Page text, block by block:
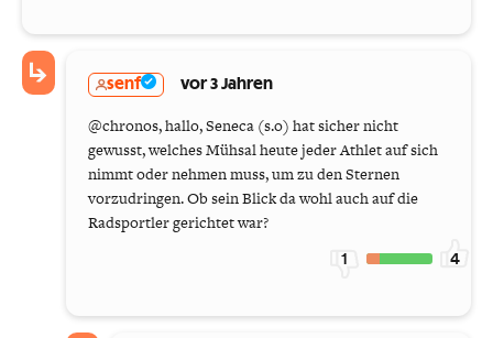
senf vor 3 Jahren
@chronos, hallo, Seneca (s.o) hat sicher nicht
gewusst, welches Mühsal heute jeder Athlet auf sich
nimmt oder nehmen muss, um zu den Sternen
vorzudringen. Ob sein Blick da wohl auch auf die
Radsportler gerichtet war?
1 4